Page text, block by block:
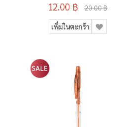
12.00 ฿ 20.00 ฿
เพิ่มในตะกร้า